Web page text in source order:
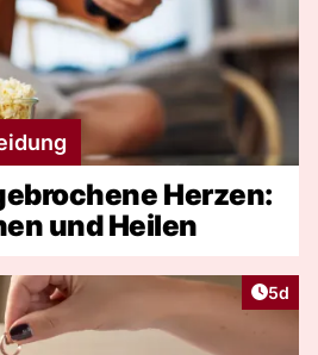
Herzen:
und Heilen
5d